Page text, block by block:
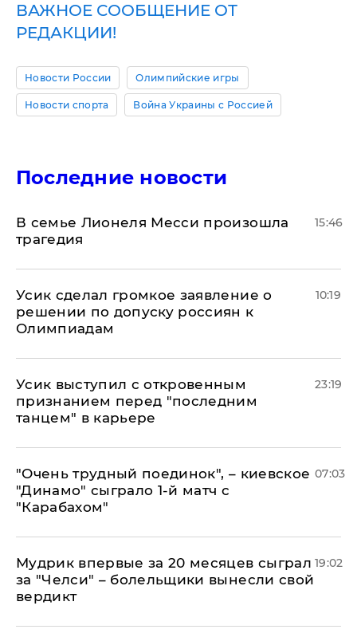
ВАЖНОЕ СООБЩЕНИЕ ОТ
РЕДАКЦИИ!
Новости России Олимпийские игры
Новости спорта Война Украины с Россией
Последние новости
В семье Лионеля Месси произошла
трагедия
15:46
Усик сделал громкое заявление о
решении по допуску россиян к
Олимпиадам
10:19
Усик выступил с откровенным
признанием перед "последним
танцем" в карьере
23:19
"Очень трудный поединок", – киевское
"Динамо" сыграло 1-й матч с
"Карабахом"
07:03
Мудрик впервые за 20 месяцев сыграл
за "Челси" – болельщики вынесли свой
вердикт
19:02